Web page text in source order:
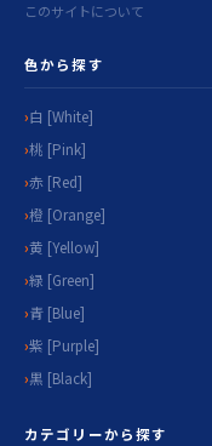
このサイトについて
色から探す
白 [White]
桃 [Pink]
赤 [Red]
橙 [Orange]
黄 [Yellow]
緑 [Green]
青 [Blue]
紫 [Purple]
黒 [Black]
カテゴリーから探す